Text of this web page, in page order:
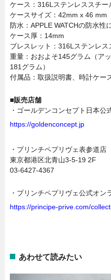
ケース：316Lステンレススチー
ケースサイズ：42mm x 46 mm
防水：APPLE WATCHの防水性
ケース厚：14mm
ブレスレット：316Lステンレス
重量：おおよそ145グラム（ア
181グラム）
付属品：取扱説明書、時計ケー
■販売店舗
・ゴールデンコンセプト日本公
https://goldenconcept.jp
・プリンチペプリヴェ表参道店
東京都港区北青山3-5-19 2F
03-6427-4367
・プリンチペプリヴェ公式オン
https://principe-prive.com/
あわせて読みたい